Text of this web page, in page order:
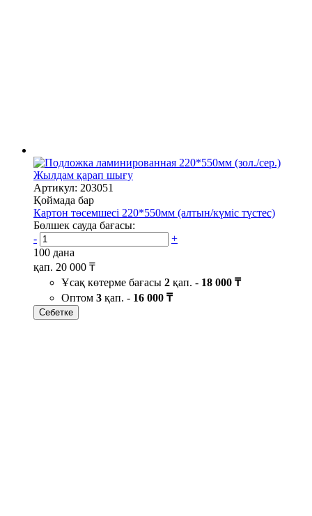
Жылдам қарап шығу
Артикул: 203051
Қоймада бар
Картон төсемшесі 220*550мм (алтын/күміс түстес)
Бөлшек сауда бағасы:
-
+
100 дана
қап. 20 000 ₸
Ұсақ көтерме бағасы 2 қап. - 18 000 ₸
Оптом 3 қап. - 16 000 ₸
Себетке